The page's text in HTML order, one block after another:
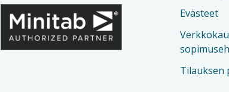
Evästeet
Tilauksen